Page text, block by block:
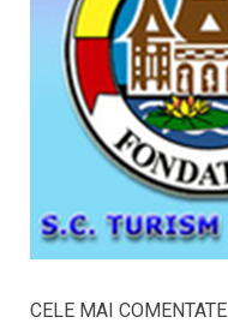
CELE MAI COMENTATE